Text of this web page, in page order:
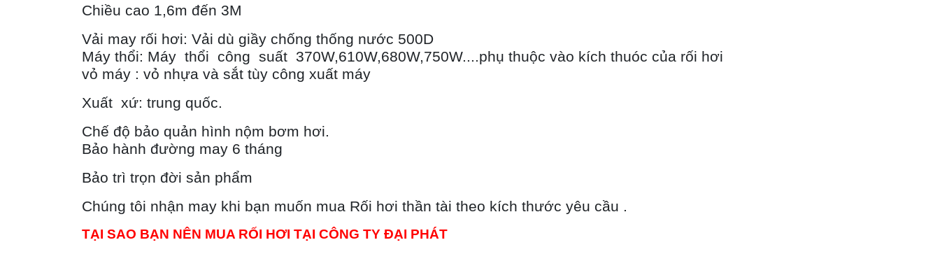
Chiều cao 1,6m đến 3M
Vải may rối hơi: Vải dù giầy chống thống nước 500D
Máy thổi: Máy thổi công suất 370W,610W,680W,750W....phụ thuộc vào kích thuóc của rối hơi
vỏ máy : vỏ nhựa và sắt tùy công xuất máy
Xuất xứ: trung quốc.
Chế độ bảo quản hình nộm bơm hơi.
Bảo hành đường may 6 tháng
Bảo trì trọn đời sản phẩm
Chúng tôi nhận may khi bạn muốn mua Rối hơi thần tài theo kích thước yêu cầu .
TẠI SAO BẠN NÊN MUA RỐI HƠI TẠI CÔNG TY ĐẠI PHÁT